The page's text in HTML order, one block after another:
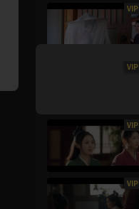
VIP
VIP
VIP
VIP
好康資訊